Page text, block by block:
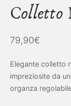
Colletto
79,90€
Elegante colletto
impreziosite da
organza